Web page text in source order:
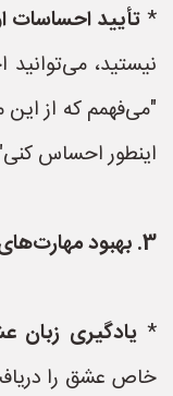
*تأیید احساسات
نیستید، می‌توانید
"می‌فهمم که از
اینطور احساس
3. بهبود مهارت‌های ارتباطی:
*یادگیری زبان
خاص عشق را